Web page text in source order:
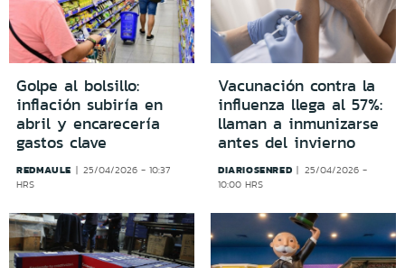
Golpe al bolsillo:
inflación subiría en
abril y encarecería
gastos clave
REDMAULE
25/04/2026 - 10:37
HRS
Vacunación contra la
influenza llega al 57%:
llaman a inmunizarse
antes del invierno
DIARIOSENRED
25/04/2026 -
10:00 HRS